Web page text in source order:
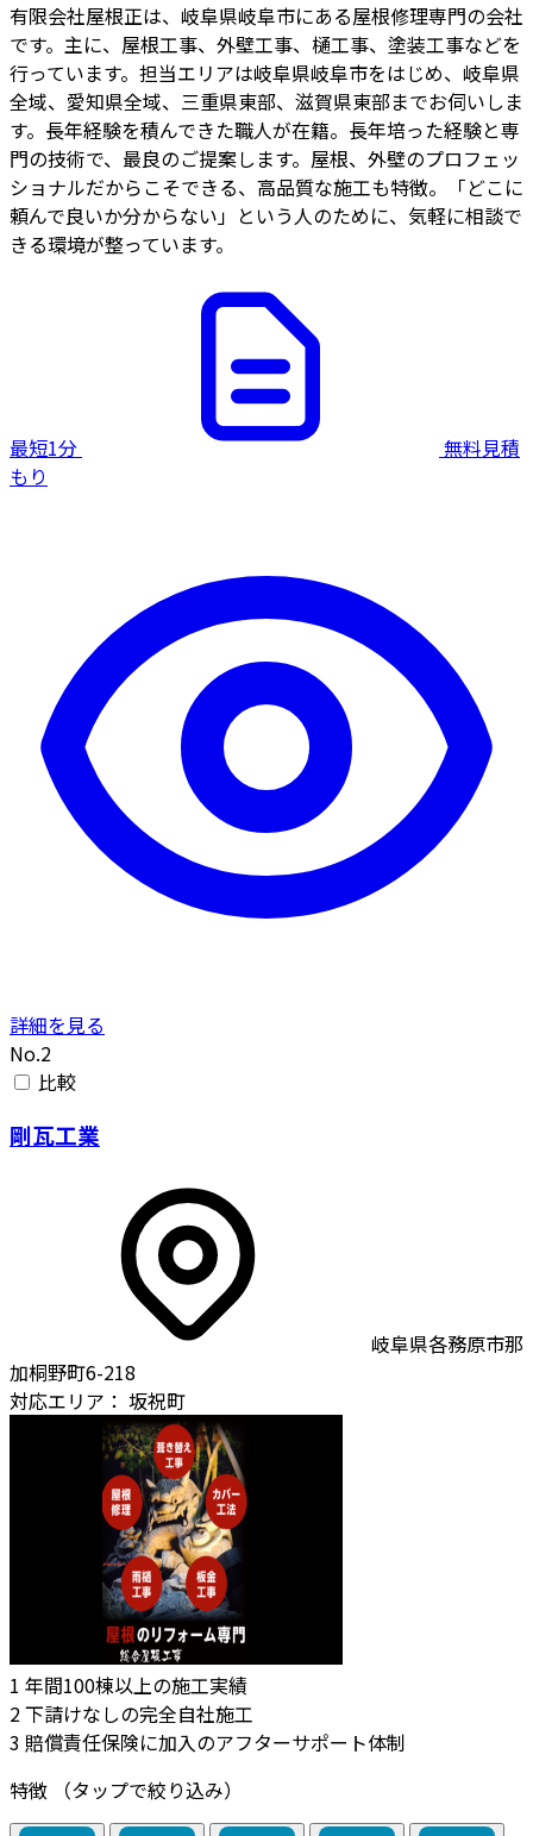
有限会社屋根正は、岐阜県岐阜市にある屋根修理専門の会社
です。主に、屋根工事、外壁工事、樋工事、塗装工事などを
行っています。担当エリアは岐阜県岐阜市をはじめ、岐阜県
全域、愛知県全域、三重県東部、滋賀県東部までお伺いしま
す。長年経験を積んできた職人が在籍。長年培った経験と専
門の技術で、最良のご提案します。屋根、外壁のプロフェッ
ショナルだからこそできる、高品質な施工も特徴。「どこに
頼んで良いか分からない」という人のために、気軽に相談で
きる環境が整っています。
最短1分
無料見積
もり
詳細を見る
No.2
比較
剛瓦工業
岐阜県各務原市那
加桐野町6-218
対応エリア： 坂祝町
1 年間100棟以上の施工実績
2下請けなしの完全自社施工
3 賠償責任保険に加入のアフターサポート体制
特徴
（タップで絞り込み）